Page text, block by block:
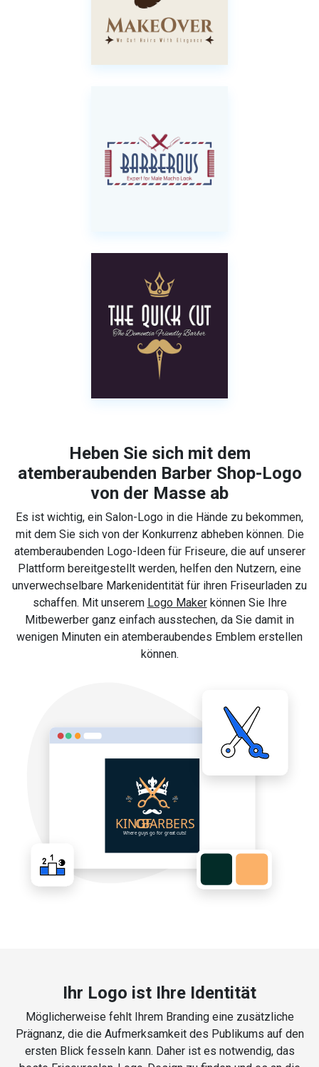
Heben Sie sich mit dem
atemberaubenden Barber Shop-Logo
von der Masse ab
Es ist wichtig, ein Salon-Logo in die Hände zu bekommen,
mit dem Sie sich von der Konkurrenz abheben können. Die
atemberaubenden Logo-Ideen für Friseure, die auf unserer
Plattform bereitgestellt werden, helfen den Nutzern, eine
unverwechselbare Markenidentität für ihren Friseurladen zu
schaffen. Mit unserem Logo Makerkönnen Sie Ihre
Mitbewerber ganz einfach ausstechen, da Sie damit in
wenigen Minuten ein atemberaubendes Emblem erstellen
können.
Ihr Logo ist Ihre Identität
Möglicherweise fehlt Ihrem Branding eine zusätzliche
Prägnanz, die die Aufmerksamkeit des Publikums auf den
ersten Blick fesseln kann. Daher ist es notwendig, das